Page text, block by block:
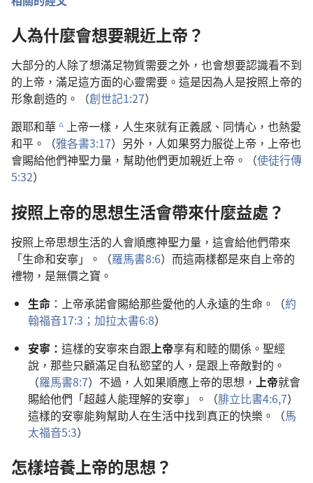
人為什麼會想要親近上帝？
大部分的人除了想滿足物質需要之外，也會想要認識看不到
的上帝，滿足這方面的心靈需要。這是因為人是按照上帝的
形象創造的。（創世記1:27）
跟耶和華c 上帝一樣，人生來就有正義感、同情心，也熱愛
和平。（雅各書3:17）另外，人如果努力服從上帝，上帝也
會賜給他們神聖力量，幫助他們更加親近上帝。（使徒行傳
5:32）
按照上帝的思想生活會帶來什麼益處？
按照上帝思想生活的人會順應神聖力量，這會給他們帶來
「生命和安寧」。（羅馬書8:6）而這兩樣都是來自上帝的
禮物，是無價之寶。
生命 ：上帝承諾會賜給那些愛他的人永遠的生命。（約
翰福音17:3； 加拉太書6:8）
安寧： 這樣的安寧來自跟 上帝享有和睦的關係。聖經
說，那些只顧滿足自私慾望的人，是跟上帝敵對的。
（羅馬書8:7）不過，人如果順應上帝的思想， 上帝就會
賜給他們「超越人能理解的安寧」。（腓立比書4:6,7）
這樣的安寧能夠幫助人在生活中找到真正的快樂。（馬
太福音5:3）
怎樣培養上帝的思想？